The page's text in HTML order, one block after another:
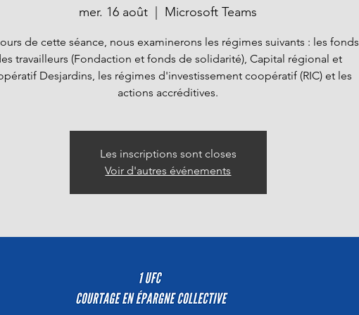
mer. 16 août Microsoft Teams
de cette séance, nous examinerons les régimes suivants : les fonds
travailleurs (Fondaction et fonds de solidarité), Capital régional et
Desjardins, les régimes d'investissement coopératif (RIC) et les
actions accréditives.
Les inscriptions sont closes
Voir d'autres événements